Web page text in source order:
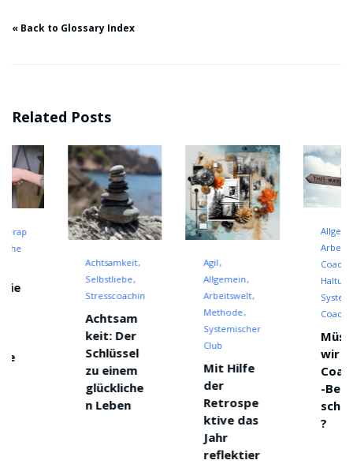
« Back to Glossary Index
Related Posts
Stresscoaching
glückliche
Systemischer
reflektier
Allgemein
Systemisches